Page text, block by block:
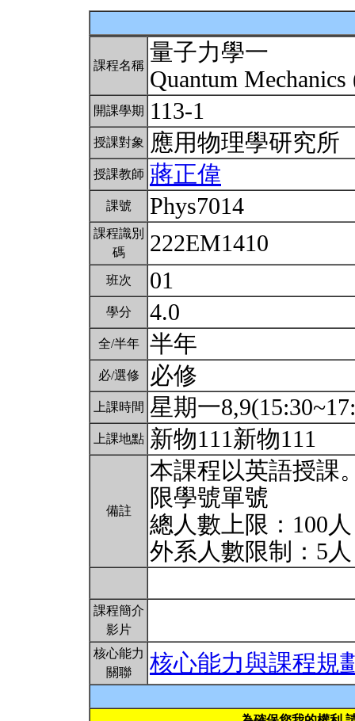
課程名稱 量子力學一
Quantum Mechanics
開課學期 113-1
授課對象 應用物理學研究所
授課教師 蔣正偉
課號 Phys7014
課程識別
碼
222EM1410
班次 01
學分 4.0
全/半年 半年
必/選修 必修
上課時間 星期一
上課地點 新物111新物111
備註
本課程以英語授課
限學號單號
總人數上限：100人
外系人數限制：5
課程簡介
影片
核心能力
關聯
核心能力與課程規